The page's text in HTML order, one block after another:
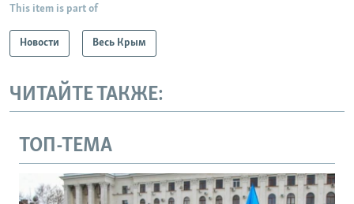
This item is part of
Новости Весь Крым
ЧИТАЙТЕ ТАКЖЕ:
ТОП-ТЕМА